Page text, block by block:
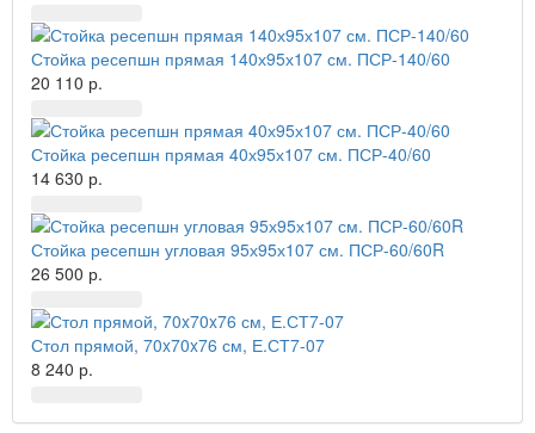
Стойка ресепшн прямая 140х95х107 см. ПСР-140/60
20 110 р.
Стойка ресепшн прямая 40х95х107 см. ПСР-40/60
14 630 р.
Стойка ресепшн угловая 95х95х107 см. ПСР-60/60R
26 500 р.
Стол прямой, 70x70x76 см, Е.СТ7-07
8 240 р.